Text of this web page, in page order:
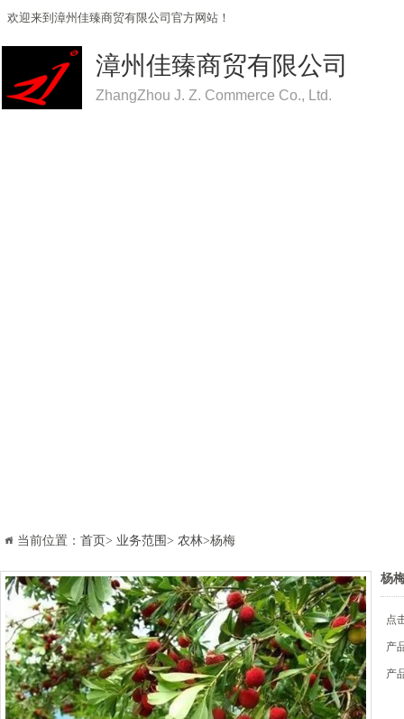
漳州佳臻商贸有限公司
ZhangZhou J. Z. Commerce Co., Ltd.
欢迎来到漳州佳臻商贸有限公司官方网站！
当前位置： 首页> 业务范围 > 农林>杨梅
杨
点
产
产